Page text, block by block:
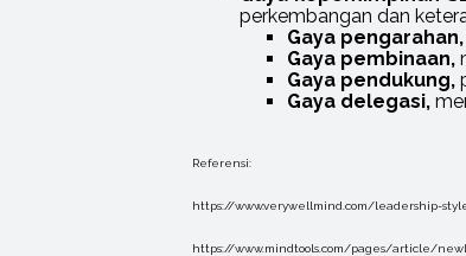
perkembangan dan
Gaya pengarahan,
Gaya pembinaan,
Gaya pendukung,
Gaya delegasi,
Referensi:
https://www.verywellmind.com/leadership-
https://www.mindtools.com/pages/article/